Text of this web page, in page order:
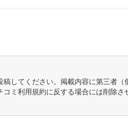
してください。掲載内容に第三者（
ミ利用規約に反する場合には削除さ